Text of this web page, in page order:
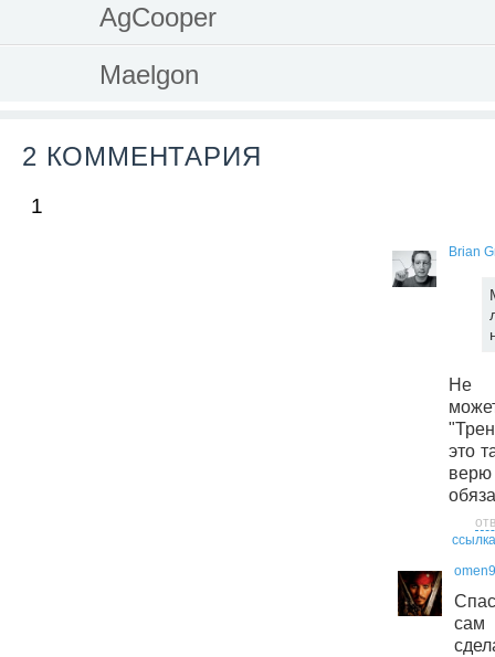
AgCooper
Maelgon
2 КОММЕНТАРИЯ
1
Brian
Не
это
ссылка
сам